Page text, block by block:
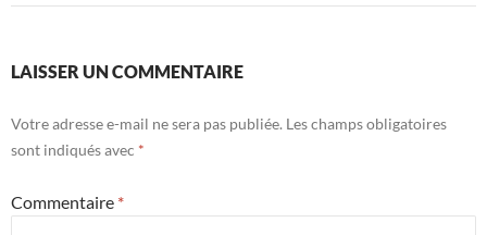
LAISSER UN COMMENTAIRE
Votre adresse e-mail ne sera pas publiée. Les champs obligatoires
sont indiqués avec *
Commentaire *